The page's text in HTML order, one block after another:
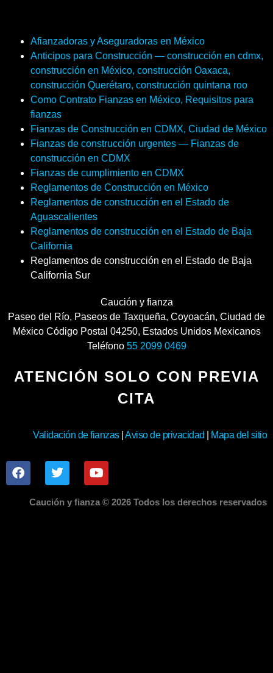
Afianzadoras y Aseguradoras en México
Anticipos para Construcción — construcción en cdmx,
construcción en México, construcción Oaxaca,
construcción Querétaro, construcción quintana roo
Como Contrato Fianzas en México, Requisitos para
fianzas
Fianzas de Construcción en CDMX, Ciudad de México
Fianzas de construcción urgentes — Fianzas de
construcción en CDMX
Fianzas de cumplimiento en CDMX
Reglamentos de Construcción en México
Reglamentos de construcción en el Estado de
Aguascalientes
Reglamentos de construcción en el Estado de Baja
California
Reglamentos de construcción en el Estado de Baja
California Sur
Caución y fianza
Paseo del Río, Paseos de Taxqueña, Coyoacán, Ciudad de
MéxicoCódigo Postal 04250, Estados Unidos Mexicanos
Teléfono 55 2099 0469
ATENCIÓN SOLO CON PREVIA
CITA
Validación de fianzas| Aviso de privacidad Mapa del sitio
Caución y fianza © 2026 Todos los derechos reservados